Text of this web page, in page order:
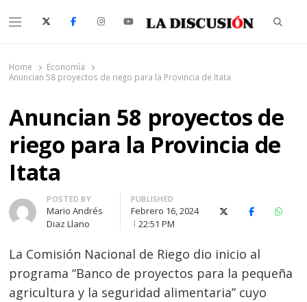
Menu
Home
Economía
Anuncian 58 proyectos de riego para la Provincia de Itata
Anuncian 58 proyectos de
riego para la Provincia de
Itata
Author
POSTED BY
Mario Andrés
Diaz Llano
PUBLISHED
Febrero 16, 2024
22:51 PM
X (Twitter)Facebook
La Comisión Nacional de Riego dio inicio al
programa “Banco de proyectos para la pequeña
agricultura y la seguridad alimentaria” cuyo